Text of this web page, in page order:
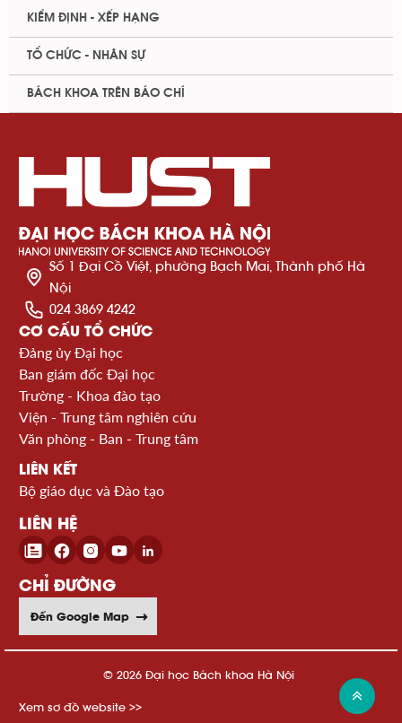
KIỂM ĐỊNH - XẾP HẠNG
TỔ CHỨC - NHÂN SỰ
BÁCH KHOA TRÊN BÁO CHÍ
Số 1 Đại Cồ Việt, phường Bạch Mai, Thành phố Hà
Nội
024 3869 4242
CƠ CẤU TỔ CHỨC
Đảng ủy Đại học
Ban giám đốc Đại học
Trường - Khoa đào tạo
Viện - Trung tâm nghiên cứu
Văn phòng - Ban - Trung tâm
LIÊN KẾT
Bộ giáo dục và Đào tạo
LIÊN HỆ
CHỈ ĐƯỜNG
Đến Google Map
© 2026 Đại học Bách khoa Hà Nội
Xem sơ đồ website >>